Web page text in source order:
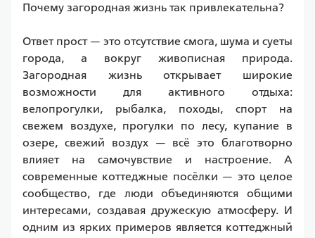
Почему загородная жизнь так привлекательна?
Ответ прост — это отсутствие смога, шума и суеты
города, а вокруг живописная природа.
Загородная жизнь открывает широкие
возможности для активного отдыха:
велопрогулки, рыбалка, походы, спорт на
свежем воздухе, прогулки по лесу, купание в
озере, свежий воздух — всё это благотворно
влияет на самочувствие и настроение. А
современные коттеджные посёлки — это целое
сообщество, где люди объединяются общими
интересами, создавая дружескую атмосферу. И
одним из ярких примеров является коттеджный